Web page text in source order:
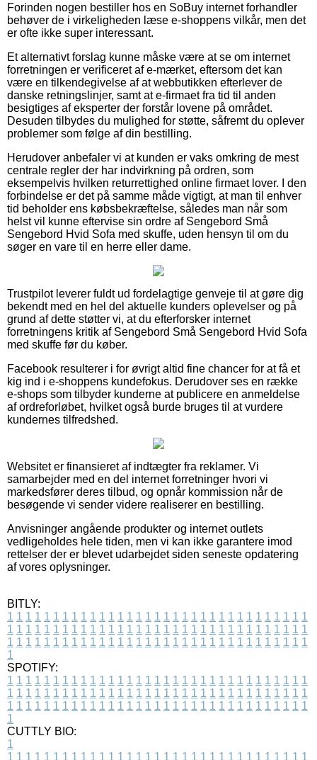
Forinden nogen bestiller hos en SoBuy internet forhandler
behøver de i virkeligheden læse e-shoppens vilkår, men det
er ofte ikke super interessant.
Et alternativt forslag kunne måske være at se om internet
forretningen er verificeret af e-mærket, eftersom det kan
være en tilkendegivelse af at webbutikken efterlever de
danske retningslinjer, samt at e-firmaet fra tid til anden
besigtiges af eksperter der forstår lovene på området.
Desuden tilbydes du mulighed for støtte, såfremt du oplever
problemer som følge af din bestilling.
Herudover anbefaler vi at kunden er vaks omkring de mest
centrale regler der har indvirkning på ordren, som
eksempelvis hvilken returrettighed online firmaet lover. I den
forbindelse er det på samme måde vigtigt, at man til enhver
tid beholder ens købsbekræftelse, således man når som
helst vil kunne eftervise sin ordre af Sengebord Små
Sengebord Hvid Sofa med skuffe, uden hensyn til om du
søger en vare til en herre eller dame.
Trustpilot leverer fuldt ud fordelagtige genveje til at gøre dig
bekendt med en hel del aktuelle kunders oplevelser og på
grund af dette støtter vi, at du efterforsker internet
forretningens kritik af Sengebord Små Sengebord Hvid Sofa
med skuffe før du køber.
Facebook resulterer i for øvrigt altid fine chancer for at få et
kig ind i e-shoppens kundefokus. Derudover ses en række
e-shops som tilbyder kunderne at publicere en anmeldelse
af ordreforløbet, hvilket også burde bruges til at vurdere
kundernes tilfredshed.
Websitet er finansieret af indtægter fra reklamer. Vi
samarbejder med en del internet forretninger hvori vi
markedsfører deres tilbud, og opnår kommission når de
besøgende vi sender videre realiserer en bestilling.
Anvisninger angående produkter og internet outlets
vedligeholdes hele tiden, men vi kan ikke garantere imod
rettelser der er blevet udarbejdet siden seneste opdatering
af vores oplysninger.
BITLY:
1 1 1 1 1 1 1 1 1 1 1 1 1 1 1 1 1 1 1 1 1 1 1 1 1 1 1 1 1 1 1 1 1
1 1 1 1 1 1 1 1 1 1 1 1 1 1 1 1 1 1 1 1 1 1 1 1 1 1 1 1 1 1 1 1 1
1 1 1 1 1 1 1 1 1 1 1 1 1 1 1 1 1 1 1 1 1 1 1 1 1 1 1 1 1 1 1 1 1
1
SPOTIFY:
1 1 1 1 1 1 1 1 1 1 1 1 1 1 1 1 1 1 1 1 1 1 1 1 1 1 1 1 1 1 1 1 1
1 1 1 1 1 1 1 1 1 1 1 1 1 1 1 1 1 1 1 1 1 1 1 1 1 1 1 1 1 1 1 1 1
1 1 1 1 1 1 1 1 1 1 1 1 1 1 1 1 1 1 1 1 1 1 1 1 1 1 1 1 1 1 1 1 1
1
CUTTLY BIO:
1
1 1 1 1 1 1 1 1 1 1 1 1 1 1 1 1 1 1 1 1 1 1 1 1 1 1 1 1 1 1 1 1 1